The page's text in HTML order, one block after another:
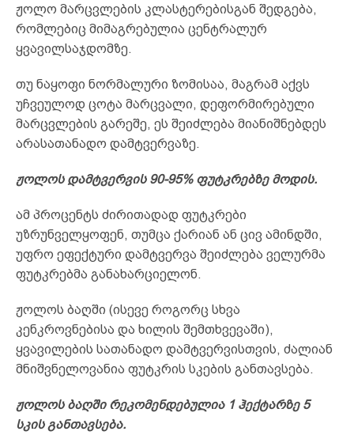
ჟოლო მარცვლების კლასტერებისგან შედგება,
რომლებიც მიმაგრებულია ცენტრალურ
ყვავილსაჯდომზე.
თუ ნაყოფი ნორმალური ზომისაა, მაგრამ აქვს
უჩვეულოდ ცოტა მარცვალი, დეფორმირებული
მარცვლების გარეშე, ეს შეიძლება მიანიშნებდეს
არასათანადო დამტვერვაზე.
ჟოლოს დამტვერვის 90-95% ფუტკრებზე მოდის.
ამ პროცენტს ძირითადად ფუტკრები
უზრუნველყოფენ, თუმცა ქარიან ან ცივ ამინდში,
უფრო ეფექტური დამტვერვა შეიძლება ველურმა
ფუტკრებმა განახარციელონ.
ჟოლოს ბაღში (ისევე როგორც სხვა
კენკროვნებისა და ხილის შემთხვევაში),
ყვავილების სათანადო დამტვერვისთვის, ძალიან
მნიშვნელოვანია ფუტკრის სკების განთავსება.
ჟოლოს ბაღში რეკომენდებულია 1 ჰექტარზე 5
სკის განთავსება.